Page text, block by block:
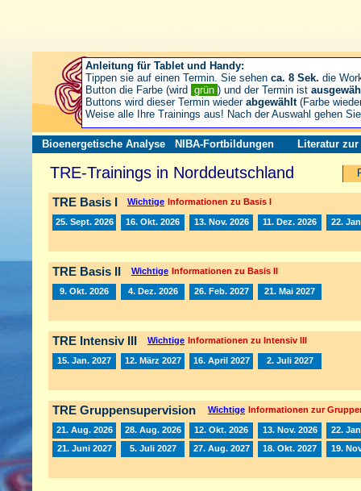
Bioenergetische Analyse NIBA-Fortbildungen Literatur zur
TRE-Trainings in Norddeutschland
TRE Basis I Wichtige Informationen zu Basis I
25. Sept. 2026 16. Okt. 2026 13. Nov. 2026 11. Dez. 2026 22.
TRE Basis II Wichtige Informationen zu Basis II
9. Okt. 2026 4. Dez. 2026 26. Feb. 2027 21. Mai 2027
TRE Intensiv III Wichtige Informationen zu Intensiv III
15. Jan. 2027 12. März 2027 16. April 2027 2. Juli 2027
TRE Gruppensupervision Wichtige Informationen zur
21. Aug. 2026 28. Aug. 2026 12. Okt. 2026 13. Nov. 2026
22.
21. Juni 2027
5. Juli 2027 27. Aug. 2027 18. Okt. 2027 19.
Anleitung für Tablet und Handy:
Tippen sie auf einen Termin. Sie sehen ca. 8 Sek. die
Button die Farbe (wird grün ) und der Termin ist
Buttons wird dieser Termin wieder abgewählt(Farbe
Weise alle Ihre Trainings aus! Nach der Auswahl gehen